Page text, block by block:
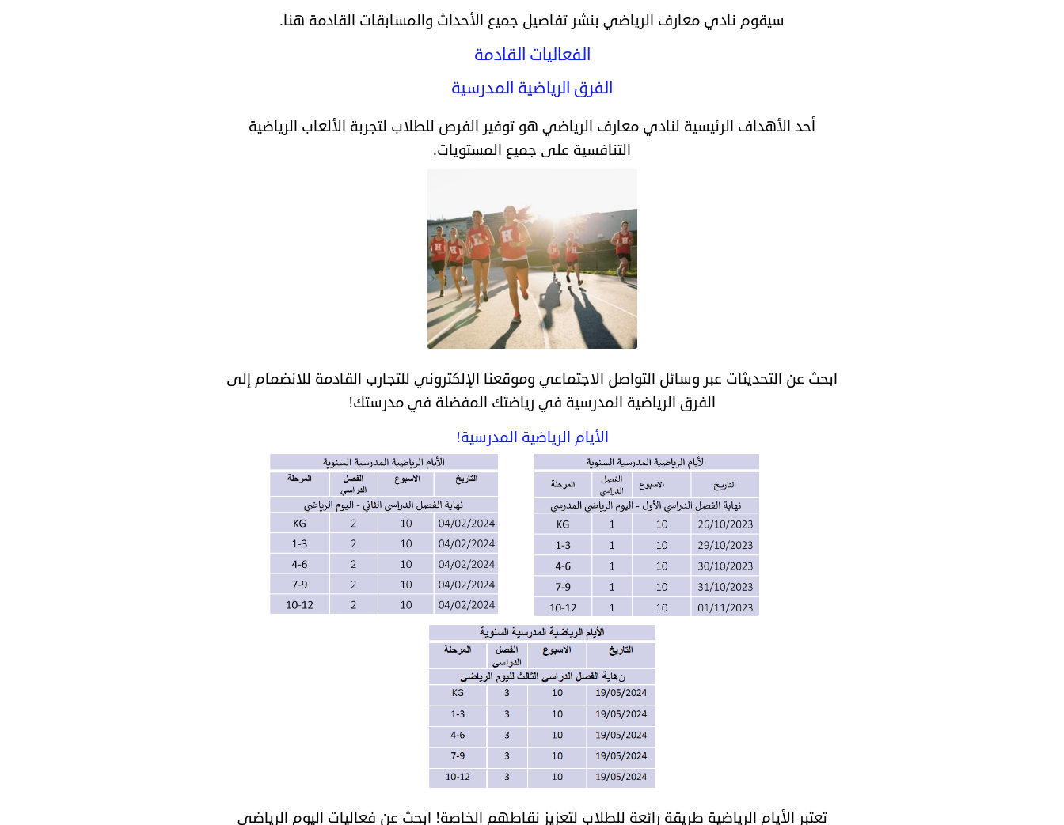
سيقوم نادي معارف الرياضي بنشر تفاصيل جميع الأحداث والمسابقات القادمة هنا.
الفعاليات القادمة
الفرق الرياضية المدرسية
أحد الأهداف الرئيسية لنادي معارف الرياضي هو توفير الفرص للطلاب لتجربة الألعاب الرياضية
التنافسية على جميع المستويات.
ابحث عن التحديثات عبر وسائل التواصل الاجتماعي وموقعنا الإلكتروني للتجارب القادمة للانضمام إلى
الفرق الرياضية المدرسية في رياضتك المفضلة في مدرستك!
الأيام الرياضية المدرسية!
تعتبر الأيام الرياضية طريقة رائعة للطلاب لتعزيز نقاطهم الخاصة! ابحث عن فعاليات اليوم الرياضي